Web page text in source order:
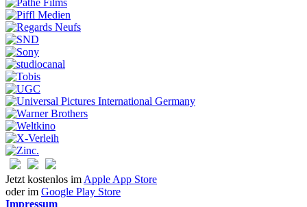
Jetzt kostenlos im Apple App Store
oder im Google Play Store
Impressum